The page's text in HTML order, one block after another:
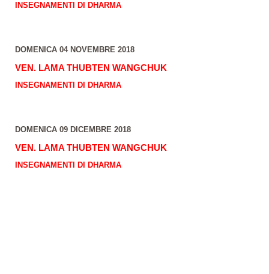
INSEGNAMENTI DI DHARMA
DOMENICA 04 NOVEMBRE 2018
VEN. LAMA THUBTEN WANGCHUK
INSEGNAMENTI DI DHARMA
DOMENICA 09 DICEMBRE 2018
VEN. LAMA THUBTEN WANGCHUK
INSEGNAMENTI DI DHARMA